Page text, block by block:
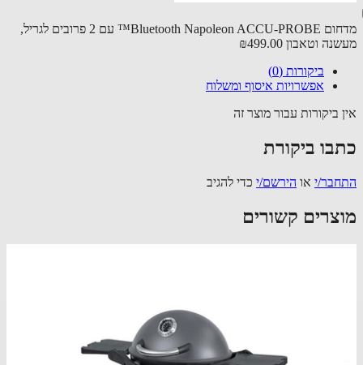
מדחום Bluetooth Napoleon ACCU-PROBE™ עם 2 פרובים לגריל,
וטאבון ₪499.00
ביקורות (0)
אפשרויות איסוף ומשלוח
ביקורות עבור מוצר זה
ביקורת
יאוהירשם/יכדי להגיב
קשורים